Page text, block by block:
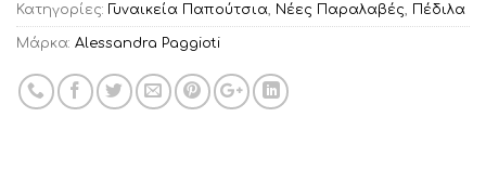
Κατηγορίες: Γυναικεία Παπούτσια, Νέες Παραλαβές, Πέδιλα
Μάρκα: Alessandra Paggioti